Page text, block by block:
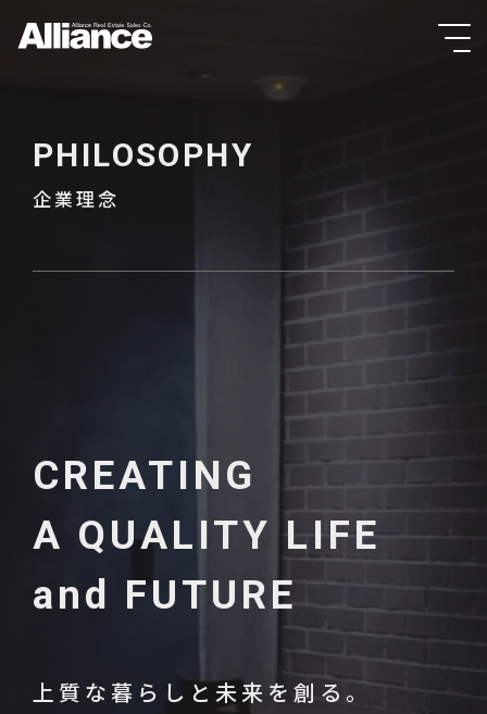
PHILOSOPHY
企業理念
CREATING
A QUALITY LIFE
and FUTURE
上質な暮らしと未来を創る。